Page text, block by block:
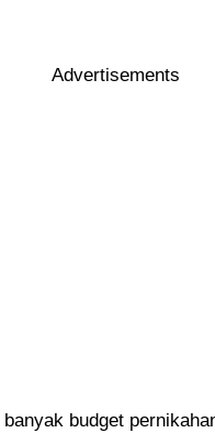
Advertisements
budget